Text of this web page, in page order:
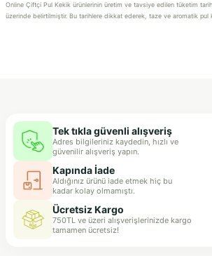
Online Çiftçi Pul Kekik ürünlerinin üretim ve tavsiye edilen tüketim
üzerinde belirtilmiştir. Bu tarihlere dikkat ederek, taze ve aromatik pul
Tek tıkla güvenli alışveriş
Adres bilgileriniz kaydedin, hızlı ve
güvenilir alışveriş yapın.
Kapında İade
Aldığınız ürünü iade etmek hiç bu
kadar kolay olmamıştı.
Ücretsiz Kargo
750TL ve üzeri alışverişlerinizde kargo
tamamen ücretsiz!